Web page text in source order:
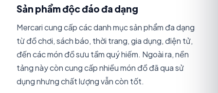
Sản phẩm độc đáo đa dạng
Mercari cung cấp các danh mục sản phẩm đa dạng
từ đồ chơi, sách báo, thời trang, gia dụng, điện tử,
đến các món đồ sưu tầm quý hiếm. Ngoài ra, nền
tảng này còn cung cấp nhiều món đồ đã qua sử
dụng nhưng chất lượng vẫn còn tốt.